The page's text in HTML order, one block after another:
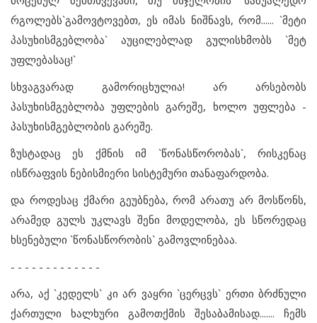
რგოლებს`გამოვტოვებთ, ეს იმას ნიშნავს, რომ...... `მეტი
პასუხისმგებლობა` აუცილებლად გულისხმობს `მეტ
უფლებასაც!`
სხვაგვარად გამორიცხულია! არ არსებობს
პასუხისმგებლობა უფლების გარეშე, ხოლო უფლება -
პასუხისმგებლობის გარეშე.
ზუსტადაც ეს ქმნის იმ `წონასწორობას`, რისკენაც
ისწრაფვის ნებისმიერი სისტემური თანაფარდობა.
და როდესაც ქმარი გეუბნება, რომ არათუ არ მოსწონს,
არამედ გულს უკლავს შენი მოდელობა, ეს სწორედაც
ხსენებული `წონასწორობის` გამოვლინებაა.
- - - - - - - - - - - - -
არა, აქ `კედელს` კი არ ვაყრი `ცერცვს` ერთი ბრძნული
ქართული ხალხური გამოთქმის შესაბამისად....... ჩემს